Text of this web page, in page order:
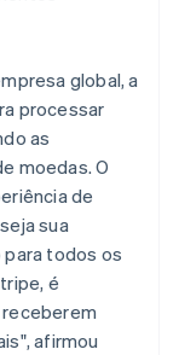
global, a
processar
as
moedas. O
de
sua
para todos os
é
afirmou